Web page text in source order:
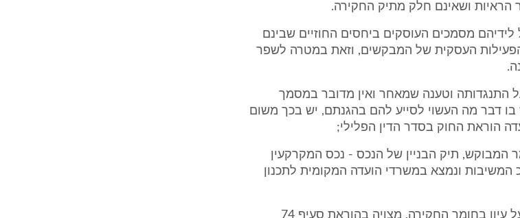
ושאינם חלק מתיק החקירה.
מסמכים העוסקים ביחסים החוזיים שבינם
הפעילות העסקית של המבקשים, וזאת במטרה לשפר
התנגדותה וטענה שמאחר ואין מדובר במסמך
בו דבר מה העשוי לסייע להם בהגנתם, יש בכך משום
הוראת החוק בסדר הדין הפלילי;
המבוקש, תיק הבניין של הנכס - נכס המקרקעין
המשיבות ונמצא במשרדי הועדה המקומית לתכנון
8. סמכותו של ביהמ"ש להורות על עיון בחומר החקירה, מצויה בהוראת סעיף 74